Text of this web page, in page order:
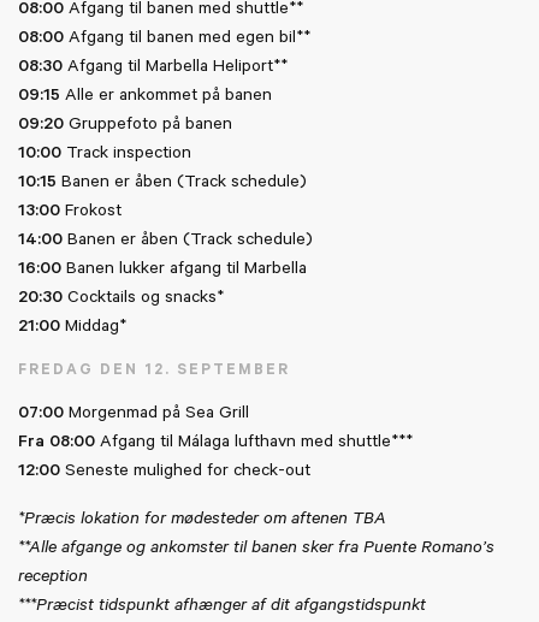
08:00 Afgang til banen med shuttle**
08:00 Afgang til banen med egen bil**
08:30 Afgang til Marbella Heliport**
09:15 Alle er ankommet på banen
09:20 Gruppefoto på banen
10:00 Track inspection
10:15 Banen er åben (Track schedule)
13:00 Frokost
14:00 Banen er åben (Track schedule)
16:00 Banen lukker afgang til Marbella
20:30 Cocktails og snacks*
21:00 Middag*
FREDAG DEN 12. SEPTEMBER
07:00 Morgenmad på Sea Grill
Fra 08:00 Afgang til Málaga lufthavn med shuttle***
12:00 Seneste mulighed for check-out
*Præcis lokation for mødesteder om aftenen TBA
**Alle afgange og ankomster til banen sker fra Puente Romano’s
reception
***Præcist tidspunkt afhænger af dit afgangstidspunkt